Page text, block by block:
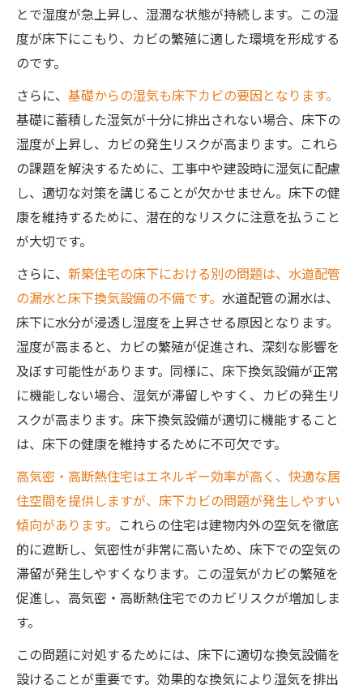
とで湿度が急上昇し、湿潤な状態が持続します。この湿
度が床下にこもり、カビの繁殖に適した環境を形成する
のです。
さらに、 基礎からの湿気も床下カビの要因となります。
基礎に蓄積した湿気が十分に排出されない場合、床下の
湿度が上昇し、カビの発生リスクが高まります。これら
の課題を解決するために、工事中や建設時に湿気に配慮
し、適切な対策を講じることが欠かせません。床下の健
康を維持するために、潜在的なリスクに注意を払うこと
が大切です。
さらに、 新築住宅の床下における別の問題は、水道配管
の漏水と床下換気設備の不備です。 水道配管の漏水は、
床下に水分が浸透し湿度を上昇させる原因となります。
湿度が高まると、カビの繁殖が促進され、深刻な影響を
及ぼす可能性があります。同様に、床下換気設備が正常
に機能しない場合、湿気が滞留しやすく、カビの発生リ
スクが高まります。床下換気設備が適切に機能すること
は、床下の健康を維持するために不可欠です。
高気密・高断熱住宅はエネルギー効率が高く、快適な居
住空間を提供しますが、床下カビの問題が発生しやすい
傾向があります。 これらの住宅は建物内外の空気を徹底
的に遮断し、気密性が非常に高いため、床下での空気の
滞留が発生しやすくなります。この湿気がカビの繁殖を
促進し、高気密・高断熱住宅でのカビリスクが増加しま
す。
この問題に対処するためには、床下に適切な換気設備を
設けることが重要です。効果的な換気により湿気を排出